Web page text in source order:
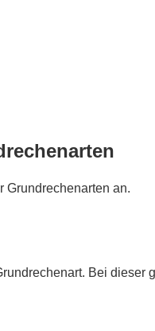
Grundrechenarten an.
Bei